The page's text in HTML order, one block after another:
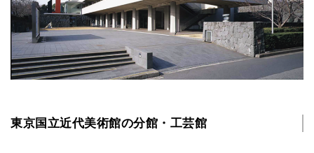
東京国立近代美術館の分館・工芸館